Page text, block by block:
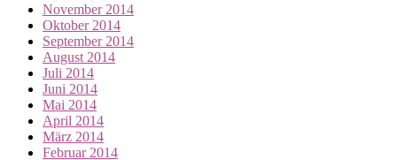
November 2014
Oktober 2014
September 2014
August 2014
Juli 2014
Juni 2014
Mai 2014
April 2014
März 2014
Februar 2014